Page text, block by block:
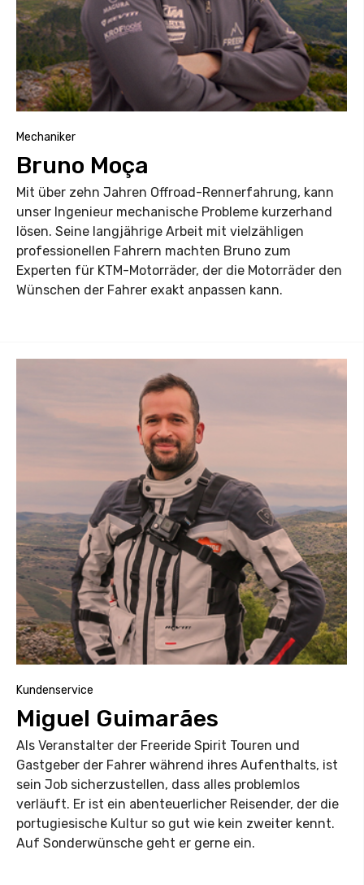
Mechaniker
Bruno Moça
Mit über zehn Jahren Offroad-Rennerfahrung, kann
unser Ingenieur mechanische Probleme kurzerhand
lösen. Seine langjährige Arbeit mit vielzähligen
professionellen Fahrern machten Bruno zum
Experten für KTM-Motorräder, der die Motorräder den
Wünschen der Fahrer exakt anpassen kann.
Kundenservice
Miguel Guimarães
Als Veranstalter der Freeride Spirit Touren und
Gastgeber der Fahrer während ihres Aufenthalts, ist
sein Job sicherzustellen, dass alles problemlos
verläuft. Er ist ein abenteuerlicher Reisender, der die
portugiesische Kultur so gut wie kein zweiter kennt.
Auf Sonderwünsche geht er gerne ein.